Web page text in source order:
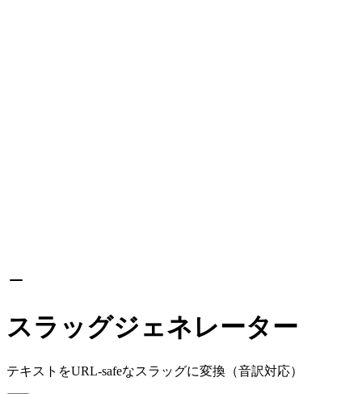
スラッグジェネレーター
テキストをURL-safeなスラッグに変換（音訳対応）